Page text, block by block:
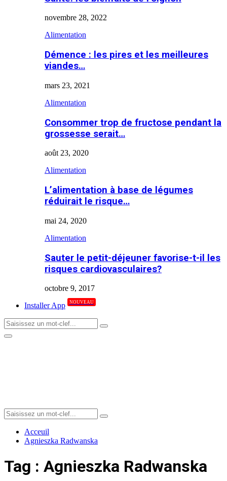
novembre 28, 2022
Alimentation
Démence : les pires et les meilleures
viandes…
mars 23, 2021
Alimentation
Consommer trop de fructose pendant la
grossesse serait…
août 23, 2020
Alimentation
L’alimentation à base de légumes
réduirait le risque…
mai 24, 2020
Alimentation
Sauter le petit-déjeuner favorise-t-il les
risques cardiovasculaires?
octobre 9, 2017
Installer App
NOUVEAU
Search
for:
Search
Primary
Search
for:
Search
Acceuil
Agnieszka Radwanska
Tag : Agnieszka Radwanska